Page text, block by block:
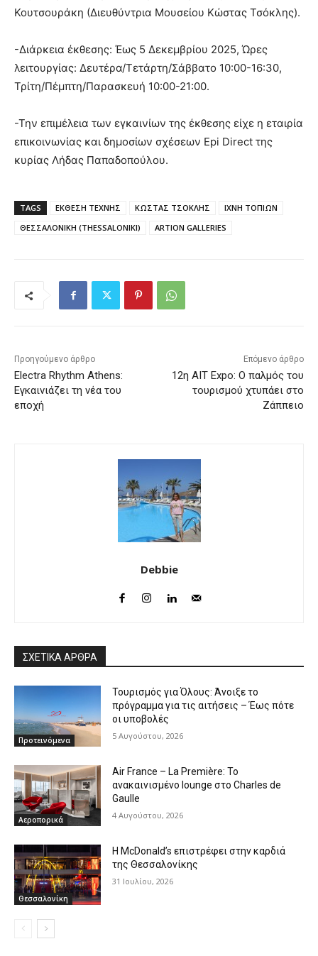
Κουτσουράκη (Διευθύντρια Μουσείου Κώστας Τσόκλης).
-Διάρκεια έκθεσης: Έως 5 Δεκεμβρίου 2025, Ώρες
λειτουργίας: Δευτέρα/Τετάρτη/Σάββατο 10:00-16:30,
Τρίτη/Πέμπτη/Παρασκευή 10:00-21:00.
-Την επιμέλεια των εγκαινίων της έκθεσης είχε η εταιρία
επικοινωνίας και δημοσίων σχέσεων Epi Direct της
κυρίας Λήδας Παπαδοπούλου.
TAGS ΕΚΘΕΣΗ ΤΕΧΝΗΣ ΚΩΣΤΑΣ ΤΣΟΚΛΗΣ
ΙΧΝΗ ΤΟΠΙΩΝ
ΘΕΣΣΑΛΟΝΙΚΗ (THESSALONIKI)
ARTION GALLERIES
Προηγούμενο άρθρο
Electra Rhythm Athens:
Εγκαινιάζει τη νέα του
εποχή
Επόμενο άρθρο
12η AIT Expo: Ο παλμός του
τουρισμού χτυπάει στο
Ζάππειο
Debbie
ΣΧΕΤΙΚΑ ΑΡΘΡΑ
Προτεινόμενα
Τουρισμός για Όλους: Άνοιξε το
πρόγραμμα για τις αιτήσεις – Έως πότε
οι υποβολές
5 Αυγούστου, 2026
Αεροπορικά
Air France – La Première: Το
ανακαινισμένο lounge στο Charles de
Gaulle
4 Αυγούστου, 2026
Θεσσαλονίκη
Η McDonald’s επιστρέφει στην καρδιά
της Θεσσαλονίκης
31 Ιουλίου, 2026